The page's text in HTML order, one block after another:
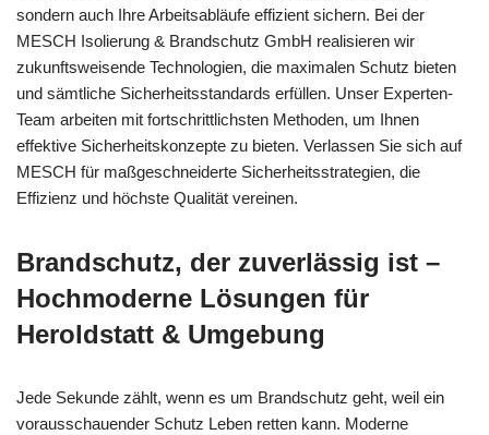
sondern auch Ihre Arbeitsabläufe effizient sichern. Bei der
MESCH Isolierung & Brandschutz GmbH realisieren wir
zukunftsweisende Technologien, die maximalen Schutz bieten
und sämtliche Sicherheitsstandards erfüllen. Unser Experten-
Team arbeiten mit fortschrittlichsten Methoden, um Ihnen
effektive Sicherheitskonzepte zu bieten. Verlassen Sie sich auf
MESCH für maßgeschneiderte Sicherheitsstrategien, die
Effizienz und höchste Qualität vereinen.
Brandschutz, der zuverlässig ist –
Hochmoderne Lösungen für
Heroldstatt & Umgebung
Jede Sekunde zählt, wenn es um Brandschutz geht, weil ein
vorausschauender Schutz Leben retten kann. Moderne